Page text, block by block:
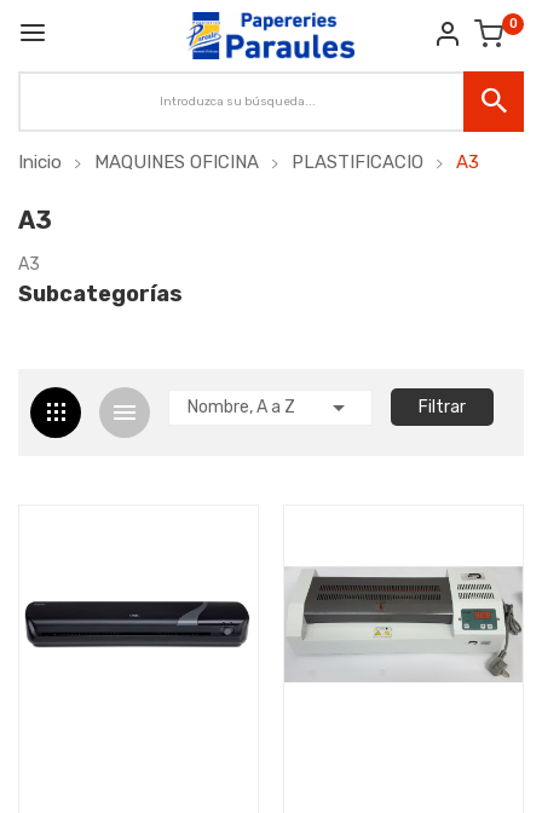
0
Inicio MAQUINES OFICINA PLASTIFICACIO A3
A3
A3
Subcategorías
Nombre, A a Z  Filtrar